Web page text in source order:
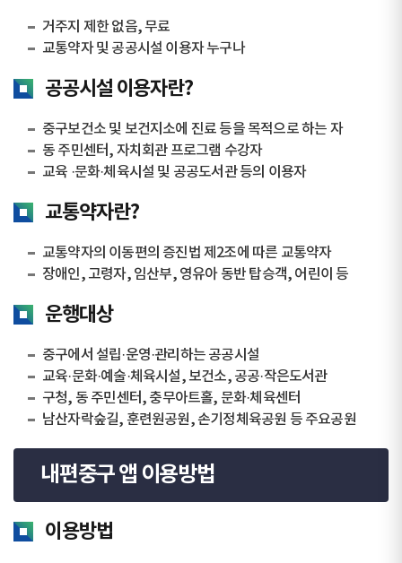
거주지 제한 없음, 무료
교통약자 및 공공시설 이용자 누구나
공공시설 이용자란?
중구보건소 및 보건지소에 진료 등을 목적으로 하는 자
동 주민센터, 자치회관 프로그램 수강자
교육 ·문화·체육시설 및 공공도서관 등의 이용자
교통약자란?
교통약자의 이동편의 증진법 제2조에 따른 교통약자
장애인, 고령자, 임산부, 영유아 동반 탑승객, 어린이 등
운행대상
중구에서 설립·운영·관리하는 공공시설
교육·문화·예술·체육시설, 보건소, 공공·작은도서관
구청, 동 주민센터, 충무아트홀, 문화·체육센터
남산자락숲길, 훈련원공원, 손기정체육공원 등 주요공원
내편중구 앱 이용방법
이용방법